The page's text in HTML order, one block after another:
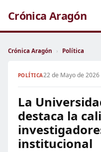
Crónica Aragón
Crónica Aragón › Política
POLÍTICA22 de Mayo de 2026
La
destaca la
institucional